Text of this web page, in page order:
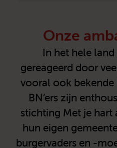
Onze
In het hele
gereageerd door
vooral ook bekende
BN’ers zijn
stichting Met je hart
hun eigen
burgervaders en -